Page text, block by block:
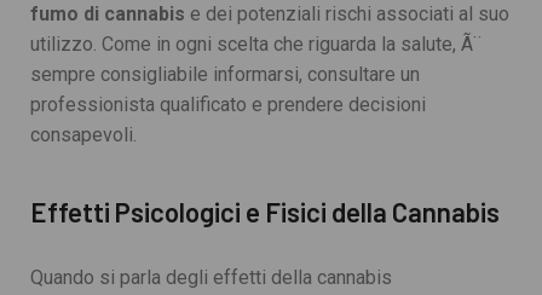
fumo di cannabis e dei potenziali rischi associati al suo
utilizzo. Come in ogni scelta che riguarda la salute, Ã¨
sempre consigliabile informarsi, consultare un
professionista qualificato e prendere decisioni
consapevoli.
Effetti Psicologici e Fisici della Cannabis
Quando si parla degli effetti della cannabis